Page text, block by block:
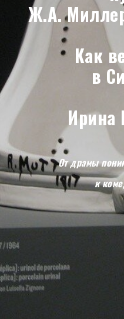
Ж.А.
Как
в
Ирина
От драмы
к